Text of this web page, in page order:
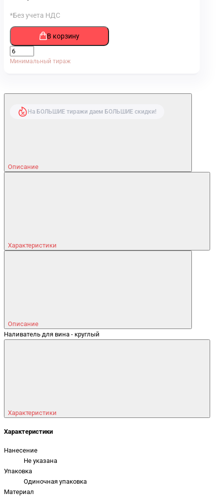
*Без учета НДС
В корзину
Минимальный тираж
На БОЛЬШИЕ тиражи даем БОЛЬШИЕ скидки!
Описание
Характеристики
Описание
Наливатель для вина - круглый
Характеристики
Характеристики
Нанесение
Не указана
Упаковка
Одиночная упаковка
Материал